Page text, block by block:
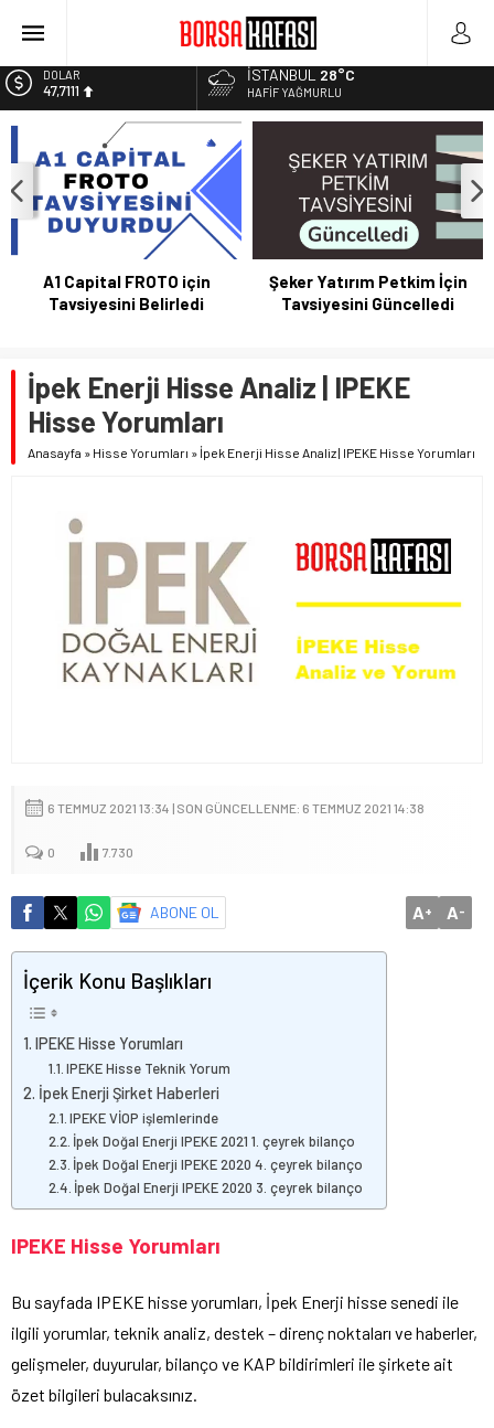
Kayseri Şeker Fabrika İnşaatının Temelini Atıyor
Haftanın En Çok Kazandıran Yatırım Aracı
Bitcoin Halving Sonrası Kripto Para Piyasası
2027 Borsa Yatırımları: Akıllı Portföy Stratejileri
EURO
55,1881
BİST
13.779,39
İSTANBUL 28°C
HAFIF YAĞMURLU
A1 Capital FROTO için
Tavsiyesini Belirledi
Şeker Yatırım Petkim İçin
Tavsiyesini Güncelledi
İpek Enerji Hisse Analiz | IPEKE
Hisse Yorumları
Anasayfa » Hisse Yorumları » İpek Enerji Hisse Analiz | IPEKE Hisse Yorumları
6 TEMMUZ 2021 13:34 | SON GÜNCELLENME: 6 TEMMUZ 2021 14:38
0 7.730
ABONE OL A+ A-
İçerik Konu Başlıkları
IPEKE Hisse Yorumları
IPEKE Hisse Teknik Yorum
İpek Enerji Şirket Haberleri
IPEKE VİOP işlemlerinde
İpek Doğal Enerji IPEKE 2021 1. çeyrek bilanço
İpek Doğal Enerji IPEKE 2020 4. çeyrek bilanço
İpek Doğal Enerji IPEKE 2020 3. çeyrek bilanço
IPEKE Hisse Yorumları
Bu sayfada IPEKE hisse yorumları, İpek Enerji hisse senedi ile
ilgili yorumlar, teknik analiz, destek – direnç noktaları ve haberler,
gelişmeler, duyurular, bilanço ve KAP bildirimleri ile şirkete ait
özet bilgileri bulacaksınız.